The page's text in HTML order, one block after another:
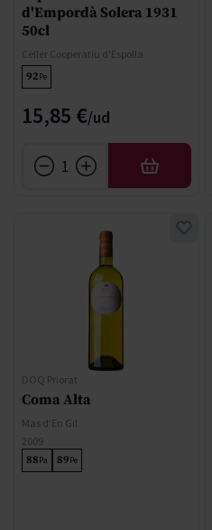
d'Empordà Solera 1931
50cl
Celler Cooperatiu d'Espolla
92Pe
15,85 €
AÑADIR
DOQ Priorat
Coma Alta
Mas d'En Gil
2009
88Pa 89Pe